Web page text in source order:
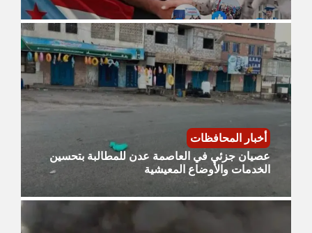
أخبار المحافظات
عصيان جزئي في العاصمة عدن للمطالبة بتحسين
الخدمات والأوضاع المعيشية